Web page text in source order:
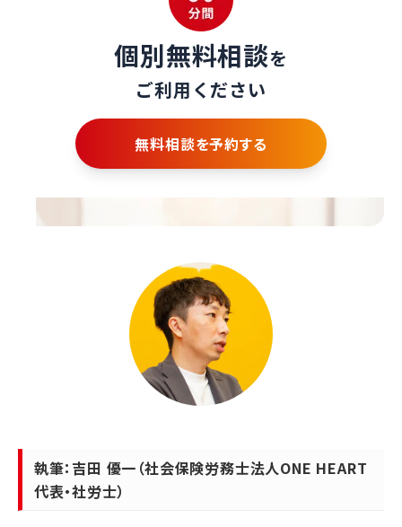
個別無料相談を
ご利用ください
無料相談を予約する
執筆：吉田 優一（社会保険労務士法人ONE HEART
代表・社労士）